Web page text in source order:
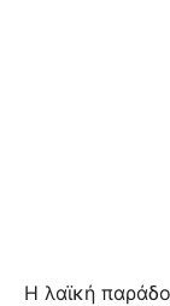
Η λαϊκή